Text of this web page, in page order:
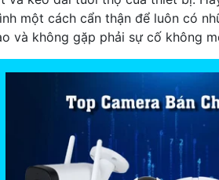
một cách cẩn thận để luôn có
và không gặp phải sự cố không